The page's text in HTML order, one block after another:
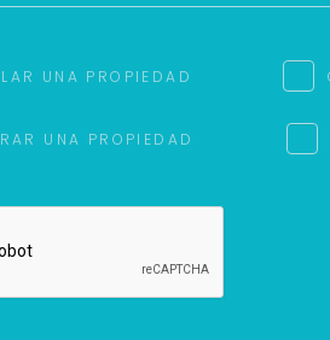
UNA PROPIEDAD
UNA PROPIEDAD